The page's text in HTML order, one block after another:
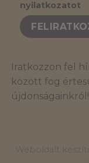
nyilatkozatot
Iratkozzon fel
között fog
újdonságainkról!